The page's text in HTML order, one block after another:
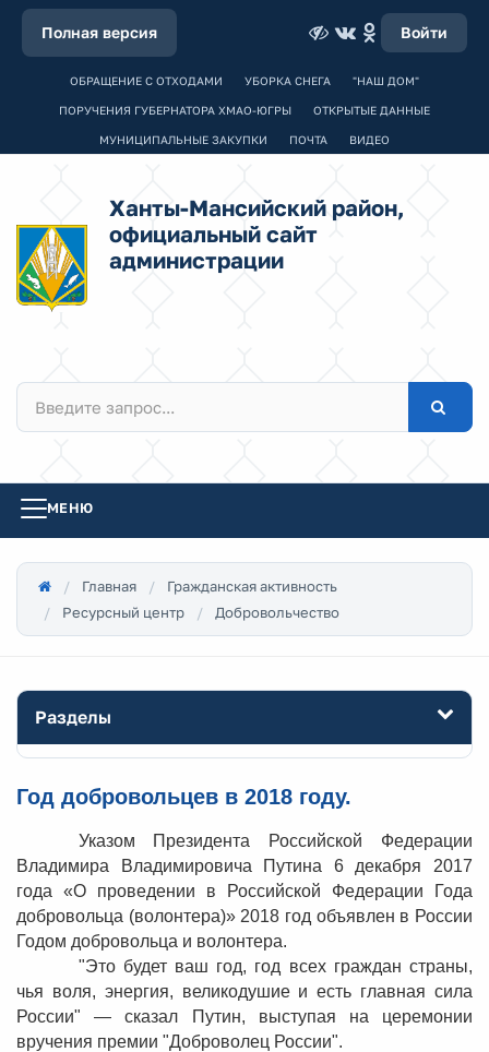
Полная версия Войти
ОБРАЩЕНИЕ С ОТХОДАМИ УБОРКА СНЕГА "НАШ ДОМ"
ПОРУЧЕНИЯ ГУБЕРНАТОРА ХМАО-ЮГРЫ ОТКРЫТЫЕ ДАННЫЕ
МУНИЦИПАЛЬНЫЕ ЗАКУПКИ ПОЧТА ВИДЕО
Ханты-Мансийский район,
официальный сайт
администрации
МЕНЮ
Главная
Гражданская активность
Ресурсный центр
Добровольчество
Разделы
Год добровольцев в 2018 году.
Указом Президента Российской Федерации
Владимира Владимировича Путина 6 декабря 2017
года «О проведении в Российской Федерации Года
добровольца (волонтера)» 2018 год объявлен в России
Годом добровольца и волонтера.
"Это будет ваш год, год всех граждан страны,
чья воля, энергия, великодушие и есть главная сила
России" — сказал Путин, выступая на церемонии
вручения премии "Доброволец России".